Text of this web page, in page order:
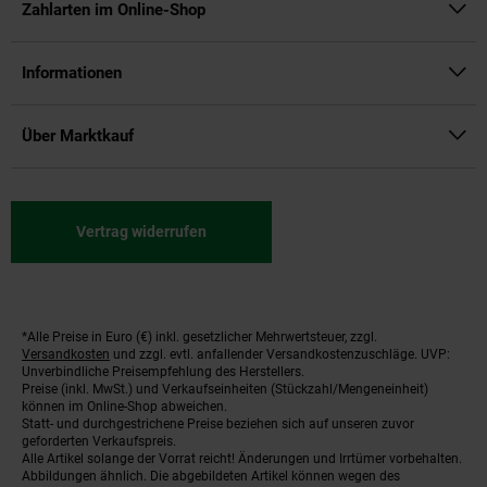
Zahlarten im Online-Shop
Informationen
Über Marktkauf
Vertrag widerrufen
Fußnoten
*Alle Preise in Euro (€) inkl. gesetzlicher Mehrwertsteuer, zzgl.
Versandkosten und zzgl. evtl. anfallender Versandkostenzuschläge. UVP:
Unverbindliche Preisempfehlung des Herstellers.
Preise (inkl. MwSt.) und Verkaufseinheiten (Stückzahl/Mengeneinheit)
können im Online-Shop abweichen.
Statt- und durchgestrichene Preise beziehen sich auf unseren zuvor
geforderten Verkaufspreis.
Alle Artikel solange der Vorrat reicht! Änderungen und Irrtümer vorbehalten.
Abbildungen ähnlich. Die abgebildeten Artikel können wegen des